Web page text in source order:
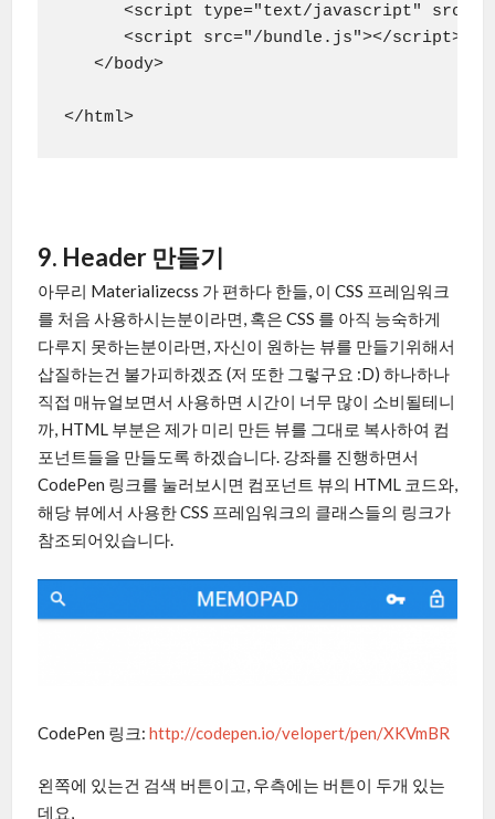
<script type="text/javascript"
      <script src="/bundle.js"></script>
   </body>
</html>
9. Header 만들기
아무리 Materializecss 가 편하다 한들, 이 CSS 프레임워크
를 처음 사용하시는분이라면, 혹은 CSS 를 아직 능숙하게
다루지 못하는분이라면, 자신이 원하는 뷰를 만들기위해서
삽질하는건 불가피하겠죠 (저 또한 그렇구요 :D) 하나하나
직접 매뉴얼보면서 사용하면 시간이 너무 많이 소비될테니
까, HTML 부분은 제가 미리 만든 뷰를 그대로 복사하여 컴
포넌트들을 만들도록 하겠습니다. 강좌를 진행하면서
CodePen 링크를 눌러보시면 컴포넌트 뷰의 HTML 코드와,
해당 뷰에서 사용한 CSS 프레임워크의 클래스들의 링크가
참조되어있습니다.
CodePen 링크: http://codepen.io/velopert/pen/XKVmBR
왼쪽에 있는건 검색 버튼이고, 우측에는 버튼이 두개 있는
데요,